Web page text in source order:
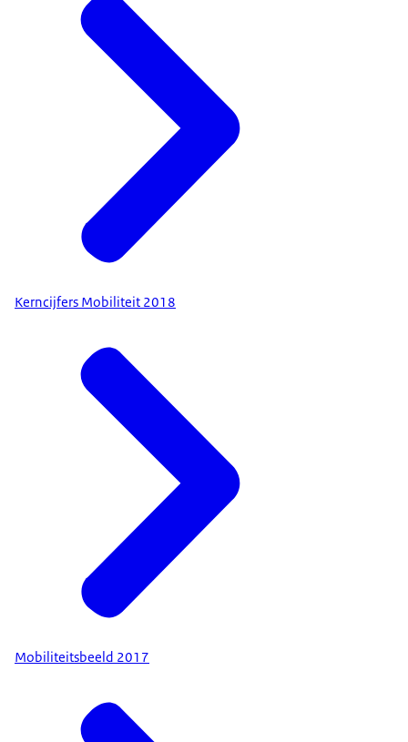
Kerncijfers Mobiliteit 2018
Mobiliteitsbeeld 2017